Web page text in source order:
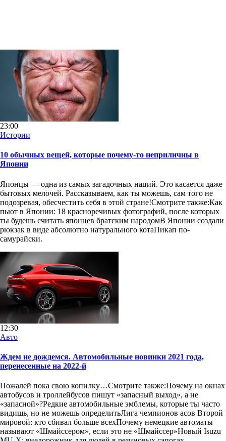
23:00
Истории
10 обычных вещей, которые почему-то неприличны в
Японии
Японцы — одна из самых загадочных наций. Это касается даже
бытовых мелочей. Рассказываем, как ты можешь, сам того не
подозревая, обесчестить себя в этой стране!Смотрите также:Как
пьют в Японии: 18 красноречивых фотографий, после которых
ты будешь считать японцев братским народомВ Японии создали
рюкзак в виде абсолютно натурального котаПикап по-
самурайски.
12:30
Авто
Ждем не дождемся. Автомобильные новинки 2021 года,
перенесенные на 2022-й
Пожалей пока свою копилку…Смотрите также:Почему на окнах
автобусов и троллейбусов пишут «запасный выход», а не
«запасной»?Редкие автомобильные эмблемы, которые ты часто
видишь, но не можешь определитьЛига чемпионов асов Второй
мировой: кто сбивал больше всехПочему немецкие автоматы
называют «Шмайссером», если это не «Шмайссер»Новый Isuzu